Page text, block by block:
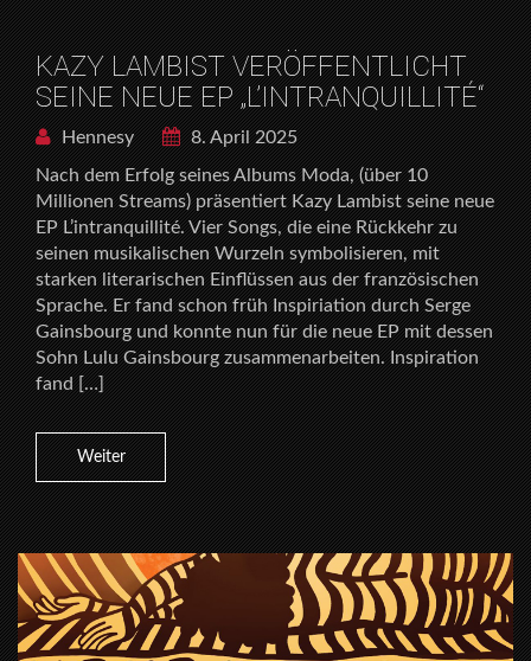
KAZY LAMBIST VERÖFFENTLICHT
SEINE NEUE EP „L’INTRANQUILLITÉ“
Hennesy
8. April 2025
Nach dem Erfolg seines Albums Moda, (über 10
Millionen Streams) präsentiert Kazy Lambist seine neue
EP L’intranquillité. Vier Songs, die eine Rückkehr zu
seinen musikalischen Wurzeln symbolisieren, mit
starken literarischen Einflüssen aus der französischen
Sprache. Er fand schon früh Inspiriation durch Serge
Gainsbourg und konnte nun für die neue EP mit dessen
Sohn Lulu Gainsbourg zusammenarbeiten. Inspiration
fand […]
Weiter